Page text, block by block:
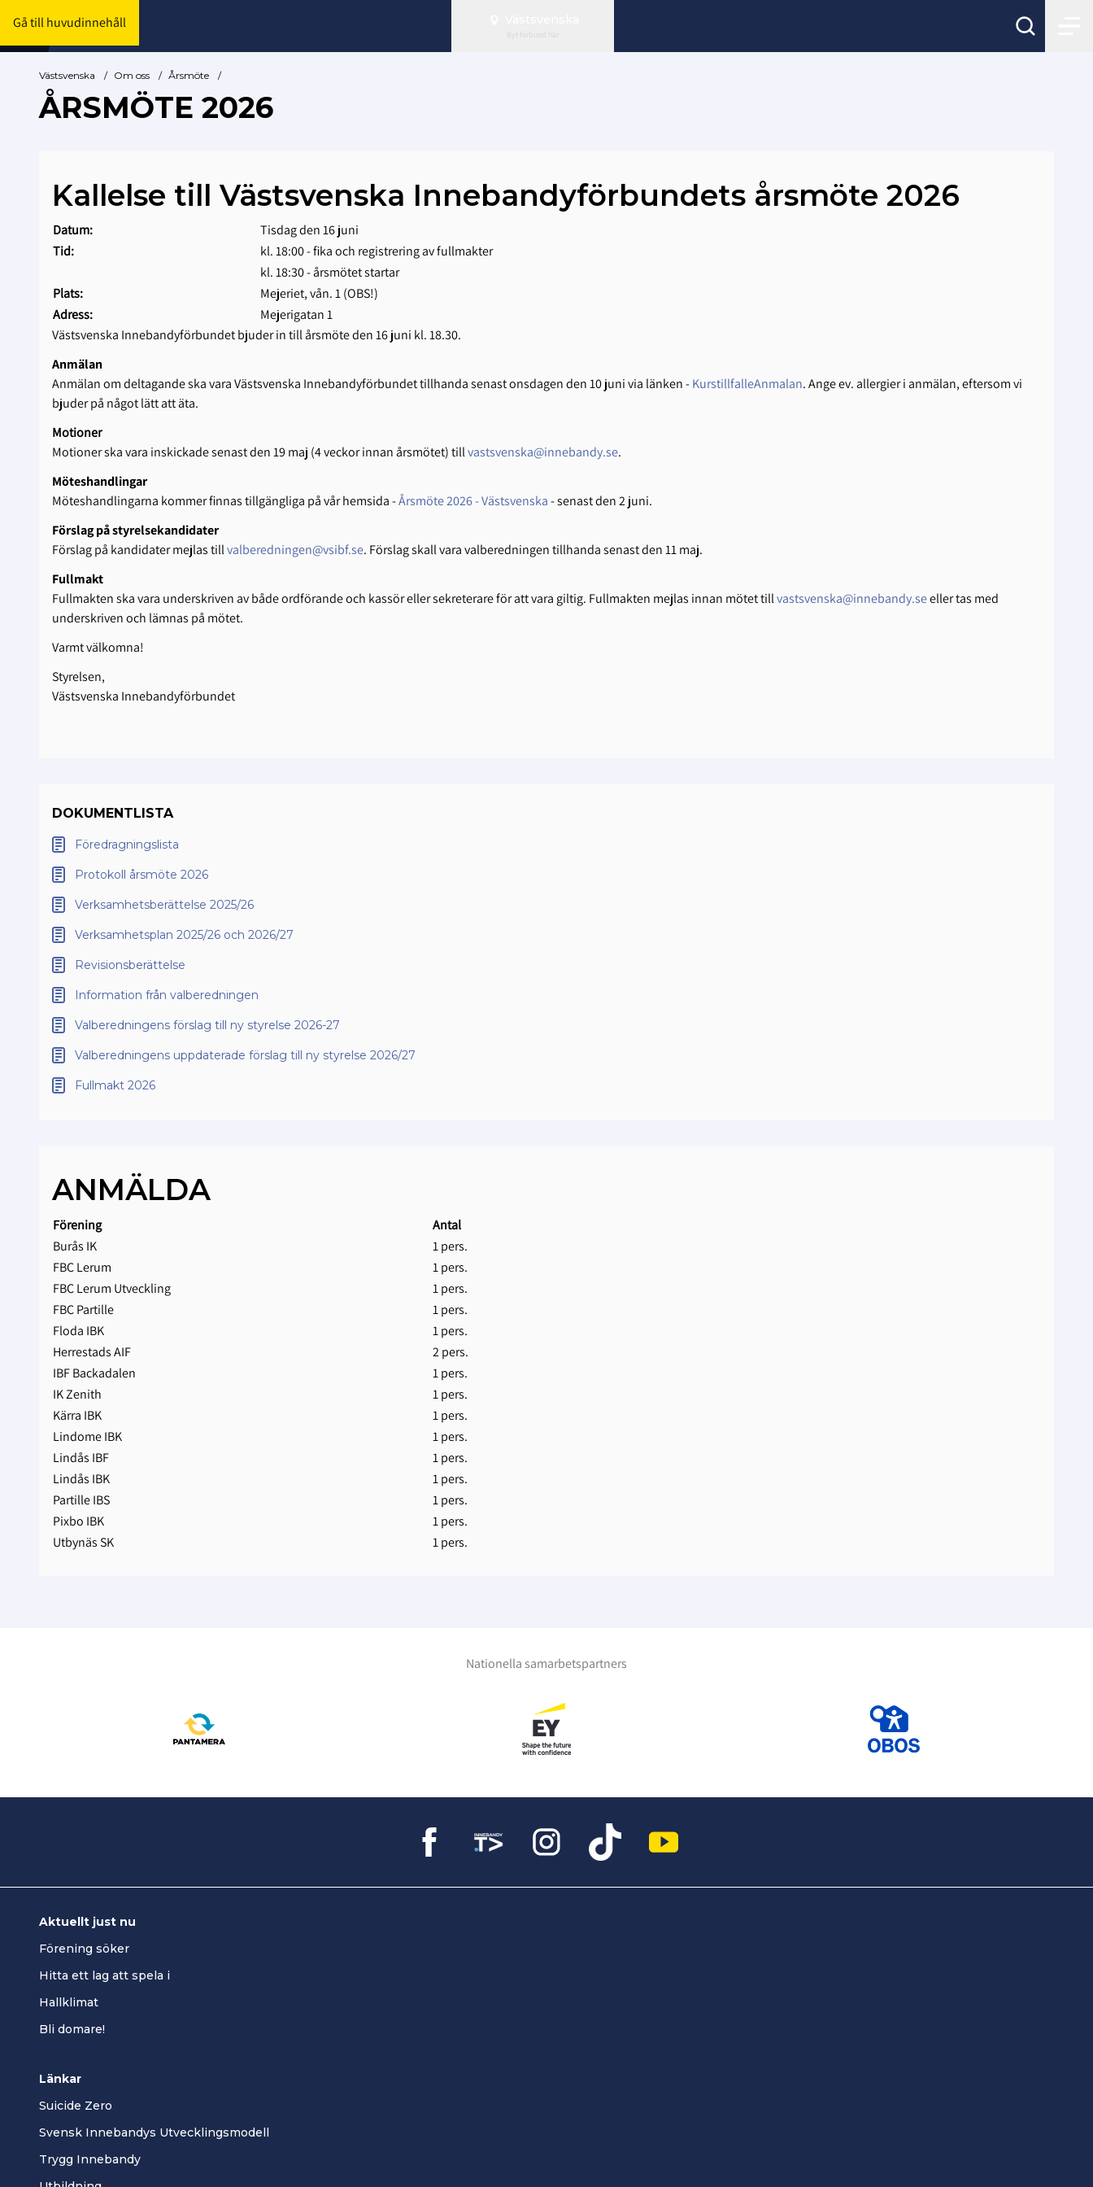
Gå till huvudinnehåll
Byt förbund här
Västsvenska / Om oss / Årsmöte /
ÅRSMÖTE 2026
Kallelse till Västsvenska Innebandyförbundets årsmöte 2026
Datum:
Tisdag den 16 juni
Tid:
kl. 18:00 - fika och registrering av fullmakter
kl. 18:30 - årsmötet startar
Plats:
Mejeriet, vån. 1 (OBS!)
Adress:
Mejerigatan 1
Västsvenska Innebandyförbundet bjuder in till årsmöte den 16 juni kl. 18.30.
Anmälan
Anmälan om deltagande ska vara Västsvenska Innebandyförbundet tillhanda senastonsdagen den 10 juni via länken -KurstillfalleAnmalan.Ange ev. allergier i anmälan, eftersom vi
bjuder på något lätt att äta.
Motioner
Motioner ska vara inskickade senast den 19 maj (4 veckor innan årsmötet) tillvastsvenska@innebandy.se.
Möteshandlingar
Möteshandlingarna kommer finnas tillgängliga på vår hemsida -Årsmöte 2026 - Västsvenska- senast den 2 juni.
Förslag på styrelsekandidater
Förslag på kandidater mejlas tillvalberedningen@vsibf.se. Förslag skall vara valberedningen tillhanda senast den 11 maj.
Fullmakt
Fullmakten ska vara underskriven av både ordförande och kassör eller sekreterare för att vara giltig. Fullmakten mejlas innan mötet tillvastsvenska@innebandy.seeller tas med
underskriven och lämnas på mötet.
Varmt välkomna!
Styrelsen,
Västsvenska Innebandyförbundet
DOKUMENTLISTA
Föredragningslista
Protokoll årsmöte 2026
Verksamhetsberättelse 2025/26
Verksamhetsplan 2025/26 och 2026/27
Revisionsberättelse
Information från valberedningen
Valberedningens förslag till ny styrelse 2026-27
Valberedningens uppdaterade förslag till ny styrelse 2026/27
Fullmakt 2026
ANMÄLDA
Förening
Antal
Burås IK
1 pers.
FBC Lerum
1 pers.
FBC Lerum Utveckling
1 pers.
FBC Partille
1 pers.
Floda IBK
1 pers.
Herrestads AIF
2 pers.
IBF Backadalen
1 pers.
IK Zenith
1 pers.
Kärra IBK
1 pers.
Lindome IBK
1 pers.
Lindås IBF
1 pers.
Lindås IBK
1 pers.
Partille IBS
1 pers.
Pixbo IBK
1 pers.
Utbynäs SK
1 pers.
Nationella samarbetspartners
Aktuellt just nu
Förening söker
Hitta ett lag att spela i
Hallklimat
Bli domare!
Länkar
Suicide Zero
Svensk Innebandys Utvecklingsmodell
Trygg Innebandy